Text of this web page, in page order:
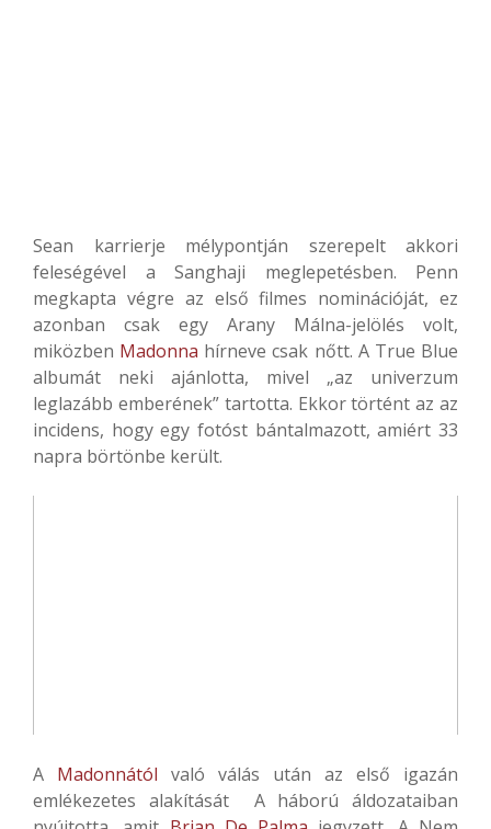
Sean karrierje mélypontján szerepelt akkori
feleségével a Sanghaji meglepetésben. Penn
megkapta végre az első filmes nominációját, ez
azonban csak egy Arany Málna-jelölés volt,
miközben Madonna hírneve csak nőtt. A True Blue
albumát neki ajánlotta, mivel „az univerzum
leglazább emberének” tartotta. Ekkor történt az az
incidens, hogy egy fotóst bántalmazott, amiért 33
napra börtönbe került.
A Madonnától való válás után az első igazán
emlékezetes alakítását A háború áldozataiban